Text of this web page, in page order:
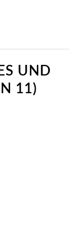
UND
11)